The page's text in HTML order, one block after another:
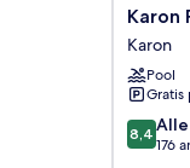
Karon
Phunaka
Resort
Karon
Karon
Karon
Pool
Gratis
8.4
ud
8,4
176